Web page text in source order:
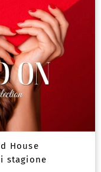
House
stagione